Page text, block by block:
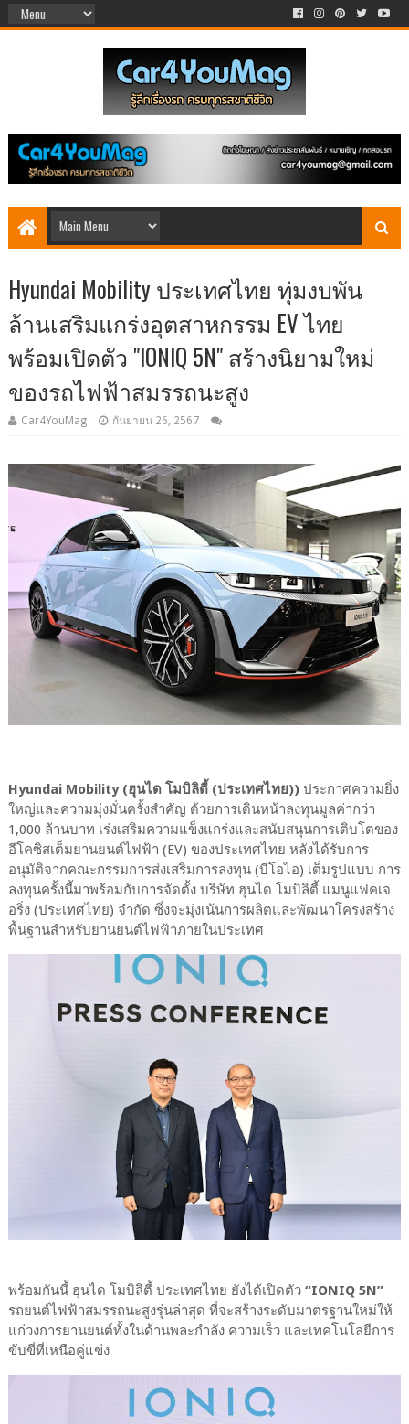
Hyundai Mobility ประเทศไทย ทุ่มงบพัน
ล้านเสริมแกร่งอุตสาหกรรม EV ไทย
พร้อมเปิดตัว "IONIQ 5N" สร้างนิยามใหม่
ของรถไฟฟ้าสมรรถนะสูง
Car4YouMag กันยายน 26, 2567
Hyundai Mobility (ฮุนได โมบิลิตี้ (ประเทศไทย))ประกาศความยิ่ง
ใหญ่และความมุ่งมั่นครั้งสำคัญ ด้วยการเดินหน้าลงทุนมูลค่ากว่า
1,000 ล้านบาท เร่งเสริมความแข็งแกร่งและสนับสนุนการเติบโตของ
อีโคซิสเต็มยานยนต์ไฟฟ้า (EV) ของประเทศไทย หลังได้รับการ
อนุมัติจากคณะกรรมการส่งเสริมการลงทุน (บีโอไอ) เต็มรูปแบบ การ
ลงทุนครั้งนี้มาพร้อมกับการจัดตั้ง บริษัท ฮุนได โมบิลิตี้ แมนูแฟคเจ
อริ่ง (ประเทศไทย) จำกัด ซึ่งจะมุ่งเน้นการผลิตและพัฒนาโครงสร้าง
พื้นฐานสำหรับยานยนต์ไฟฟ้าภายในประเทศ
พร้อมกันนี้ ฮุนได โมบิลิตี้ ประเทศไทย ยังได้เปิดตัว “IONIQ 5N”
รถยนต์ไฟฟ้าสมรรถนะสูงรุ่นล่าสุด ที่จะสร้างระดับมาตรฐานใหม่ให้
แก่วงการยานยนต์ทั้งในด้านพละกำลัง ความเร็ว และเทคโนโลยีการ
ขับขี่ที่เหนือคู่แข่ง